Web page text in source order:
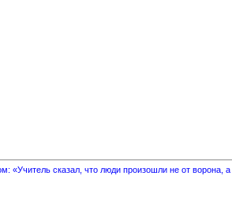
сказал, что люди произошли не от ворона,